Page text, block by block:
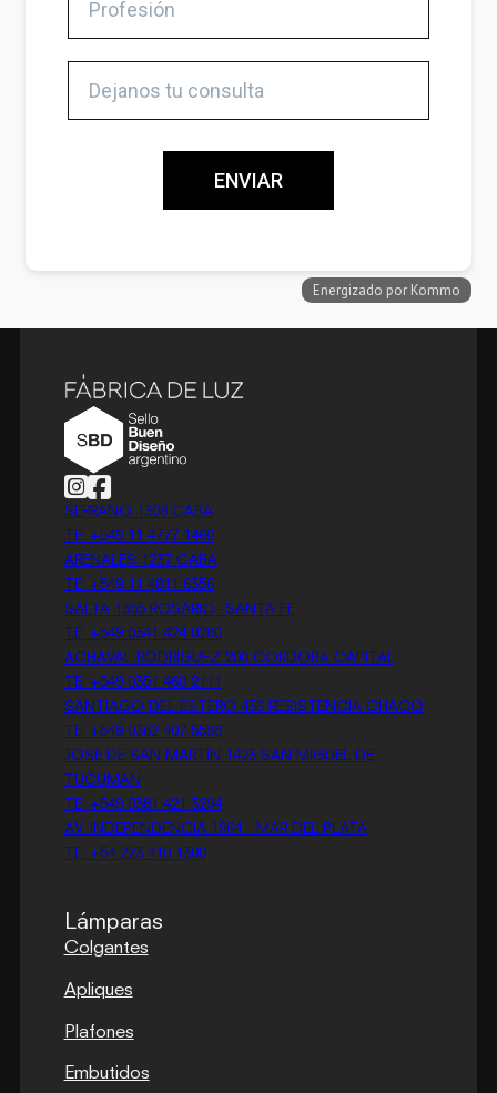
Follow us on Instagram
Follow us on Facebook
SERRANO 1308 CABA
TE: +549 11 4777 1460
ARENALES 1237 CABA
TE: +549 11 4811 6356
SALTA 1355 ROSARIO- SANTA FE
TE: +549 0341 424 0280
ACHAVAL RODRIGUEZ 200 CORDOBA CAPITAL
TE: +549 0351 460 2111
SANTIAGO DEL ESTERO 436 RESISTENCIA CHACO
TE: +549 0362 407 5598
JOSÉ DE SAN MARTÍN 1423 SAN MIGUEL DE
TUCUMÁN
TE: +549 0381 421 3294
AV. INDEPENDENCIA 1964 - MAR DEL PLATA
TE: +54 223 410 1300
Lámparas
Colgantes
Apliques
Plafones
Embutidos